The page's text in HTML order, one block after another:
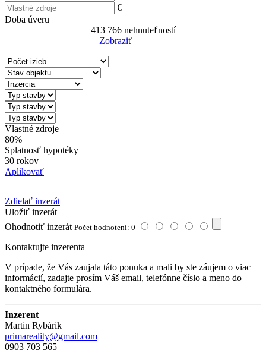
€
Doba úveru
413 766nehnuteľností
Zobraziť
Vlastné zdroje
80%
Splatnosť hypotéky
30 rokov
Aplikovať
Zdielať inzerát
Uložiť inzerát
Ohodnotiť inzerát Počet hodnotení: 0
Kontaktujte inzerenta
V prípade, že Vás zaujala táto ponuka a mali by ste záujem o viac
informácií, zadajte prosím Váš email, telefónne číslo a meno do
kontaktného formulára.
Inzerent
Martin Rybárik
primareality@gmail.com
0903 703 565